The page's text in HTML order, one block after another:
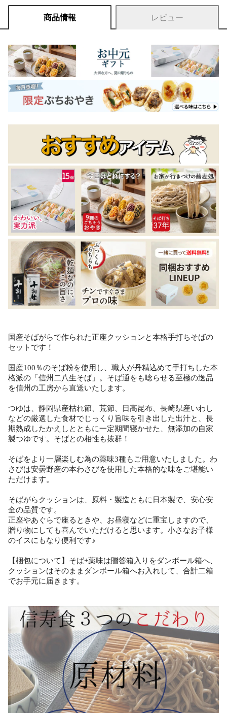
商品情報 レビュー
国産そばがらで作られた正座クッションと本格手打ちそばの
セットです！
国産100％のそば粉を使用し、職人が丹精込めて手打ちした本
格派の「信州二八生そば」。そば通をも唸らせる至極の逸品
を信州の工房から直送いたします。
つゆは、静岡県産枯れ節、荒節、日高昆布、長崎県産いわし
などの厳選した食材でじっくり旨味を引き出した出汁と、長
期熟成したかえしとともに一定期間寝かせた、無添加の自家
製つゆです。そばとの相性も抜群！
そばをより一層楽しむ為の薬味3種もご用意いたしました。わ
さびは安曇野産の本わさびを使用した本格的な味をご堪能い
ただけます。
そばがらクッションは、原料・製造ともに日本製で、安心安
全の品質です。
正座やあぐらで座るときや、お昼寝などに重宝しますので、
贈り物にしても喜んでいただけると思います。小さなお子様
のイスにもなり便利です♪
【梱包について】そば+薬味は贈答箱入りをダンボール箱へ、
クッションはそのままダンボール箱へお入れして、合計二箱
でお手元に届きます。